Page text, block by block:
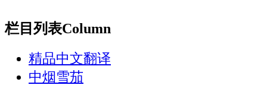
栏目列表Column
精品中文翻译
中烟雪茄